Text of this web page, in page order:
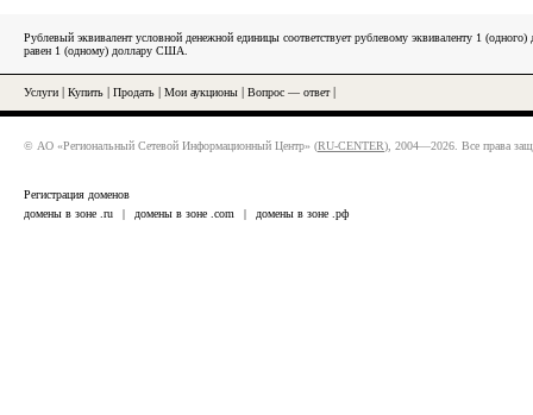
Рублевый эквивалент условной денежной единицы соответствует рублевому эквиваленту 1
равен 1 (одному) доллару США.
Услуги Купить Продать Мои аукционы Вопрос — ответ|
© АО «Региональный Сетевой Информационный Центр» (RU-CENTER), 2004—2026. Все права
Регистрация доменов
домены в зоне .ru
| домены в зоне .com | домены в зоне .рф